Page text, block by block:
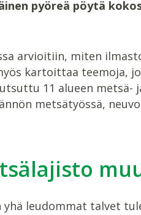
pyöreä pöytä
arvioitiin, miten
kartoittaa teemoja,
11 alueen metsä-
metsätyössä,
leudommat talvet